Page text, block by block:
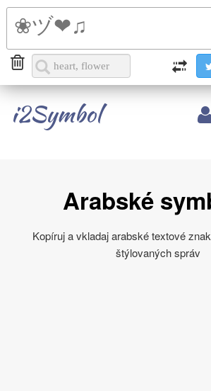
i2Symbol
Arabské
Kopíruj a vkladaj arabské textové
štýlovaných správ